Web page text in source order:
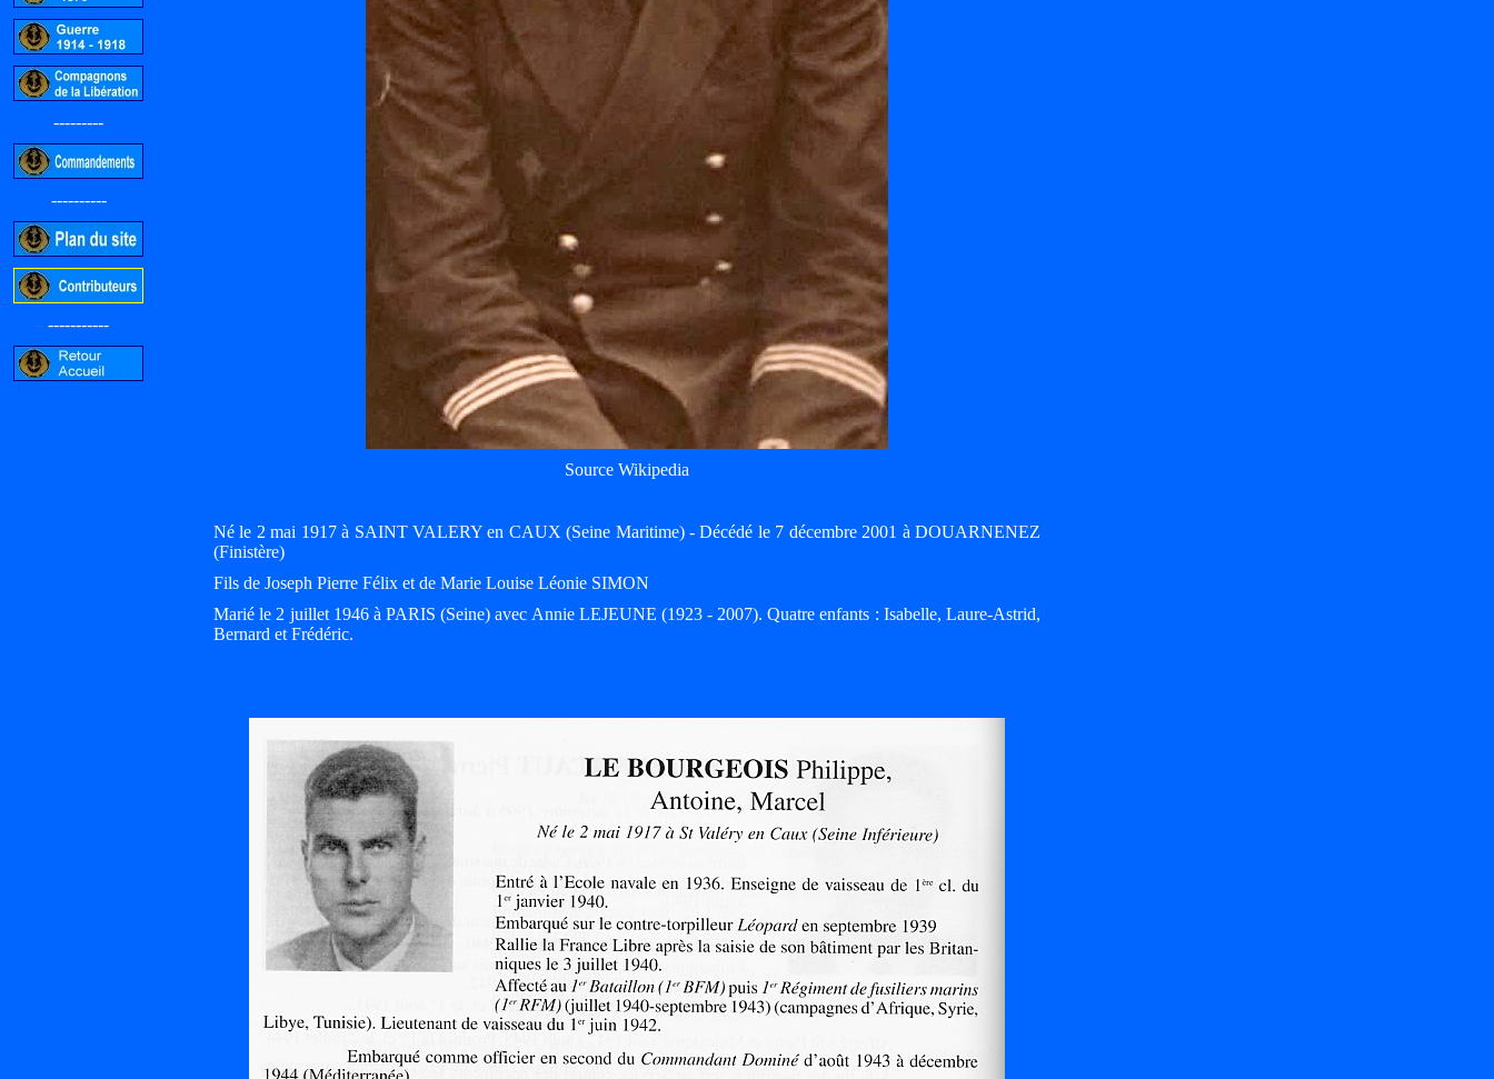
---------
----------
-----------
Source Wikipedia
Né le 2 mai 1917 à SAINT VALERY en CAUX (Seine Maritime) - Décédé le 7 décembre 2001 à DOUARNENEZ
(Finistère)
Fils de Joseph Pierre Félix et de Marie Louise Léonie SIMON
Marié le 2 juillet 1946 à PARIS (Seine) avec Annie LEJEUNE (1923 - 2007). Quatre enfants : Isabelle, Laure-Astrid,
Bernard et Frédéric.